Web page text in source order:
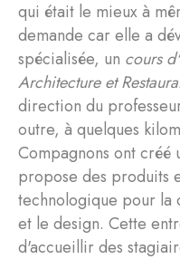
qui était le mieux à
demande car elle a
spécialisée, un cours
Architecture et
direction du
outre, à quelques
Compagnons ont créé
propose des produits
technologique pour la
et le design. Cette
d'accueillir des